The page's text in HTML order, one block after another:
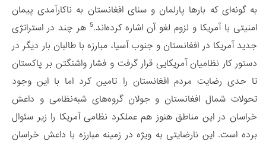
به گونه‌ای که بارها پارلمان و سنای افغانستان به ناکارآمدی پیمان
امنیتی با آمریکا و لزوم لغو آن اشاره کرده‌اند.5 هر چند در استراتژی
جدید آمریکا در افغانستان و جنوب آسیا، مبارزه با طالبان بار دیگر در
دستور کار نظامیان آمریکایی قرار گرفت و فشار واشنگتن بر پاکستان
تا حدی رضایت مردم افغانستان را تامین کرد اما با این وجود
تحولات شمال افغانستان و جولان گروه‌های شبه‌نظامی و داعش
خراسان در این مناطق هنوز هم عملکرد نظامی آمریکا را زیر سئوال
برده است. این نارضایتی به ویژه در زمینه مبارزه با داعش خراسان